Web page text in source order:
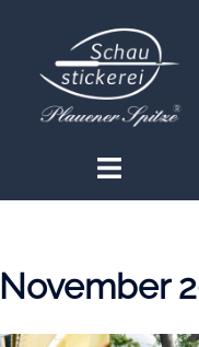
Menü
November